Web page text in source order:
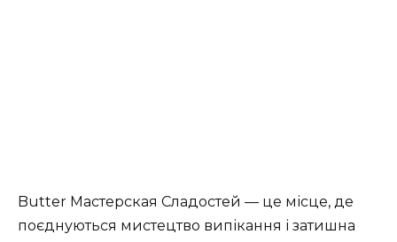
Butter Мастерская Сладостей — це місце, де
поєднуються мистецтво випікання і затишна